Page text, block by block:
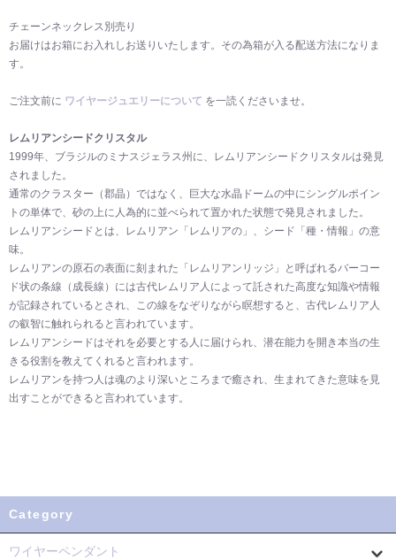
チェーンネックレス別売り
お届けはお箱にお入れしお送りいたします。その為箱が入る配送方法になりま
す。
ご注文前に ワイヤージュエリーについて を一読くださいませ。
レムリアンシードクリスタル
1999年、ブラジルのミナスジェラス州に、レムリアンシードクリスタルは発見
されました。
通常のクラスター（郡晶）ではなく、巨大な水晶ドームの中にシングルポイン
トの単体で、砂の上に人為的に並べられて置かれた状態で発見されました。
レムリアンシードとは、レムリアン「レムリアの」、シード「種・情報」の意
味。
レムリアンの原石の表面に刻まれた「レムリアンリッジ」と呼ばれるバーコー
ド状の条線（成長線）には古代レムリア人によって託された高度な知識や情報
が記録されているとされ、この線をなぞりながら瞑想すると、古代レムリア人
の叡智に触れられると言われています。
レムリアンシードはそれを必要とする人に届けられ、潜在能力を開き本当の生
きる役割を教えてくれると言われます。
レムリアンを持つ人は魂のより深いところまで癒され、生まれてきた意味を見
出すことができると言われています。
Category
ワイヤーペンダント